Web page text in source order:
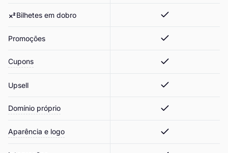
Bilhetes em dobro
Promoções
Cupons
Upsell
Domínio próprio
Aparência e logo